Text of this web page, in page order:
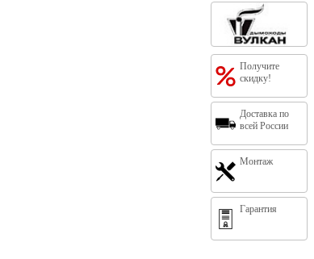
Получите
скидку!
Доставка по
всей России
Монтаж
Гарантия